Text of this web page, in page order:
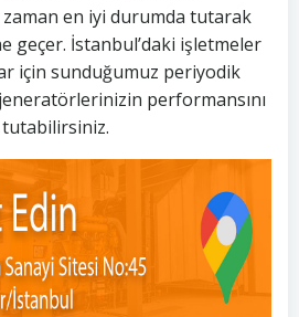
en iyi durumda tutarak
geçer. İstanbul’daki işletmeler
için sunduğumuz periyodik
performansını